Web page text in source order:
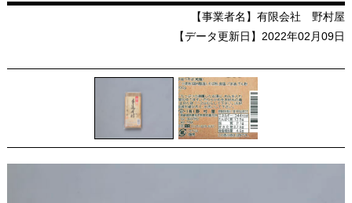
【事業者名】有限会社 野村屋
【データ更新日】2022年02月09日